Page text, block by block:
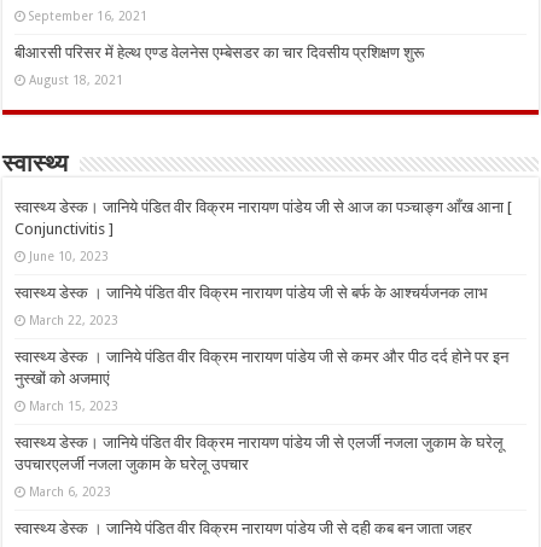
September 16, 2021
बीआरसी परिसर में हेल्थ एण्ड वेलनेस एम्बेसडर का चार दिवसीय प्रशिक्षण शुरू
August 18, 2021
स्वास्थ्य
स्वास्थ्य डेस्क। जानिये पंडित वीर विक्रम नारायण पांडेय जी से आज का पञ्चाङ्ग आँख आना [
Conjunctivitis ]
June 10, 2023
स्वास्थ्य डेस्क । जानिये पंडित वीर विक्रम नारायण पांडेय जी से बर्फ के आश्चर्यजनक लाभ
March 22, 2023
स्वास्थ्य डेस्क । जानिये पंडित वीर विक्रम नारायण पांडेय जी से कमर और पीठ दर्द होने पर इन
नुस्‍खों को अजमाएं
March 15, 2023
स्वास्थ्य डेस्क। जानिये पंडित वीर विक्रम नारायण पांडेय जी से एलर्जी नजला जुकाम के घरेलू
उपचारएलर्जी नजला जुकाम के घरेलू उपचार
March 6, 2023
स्वास्थ्य डेस्क । जानिये पंडित वीर विक्रम नारायण पांडेय जी से दही कब बन जाता जहर